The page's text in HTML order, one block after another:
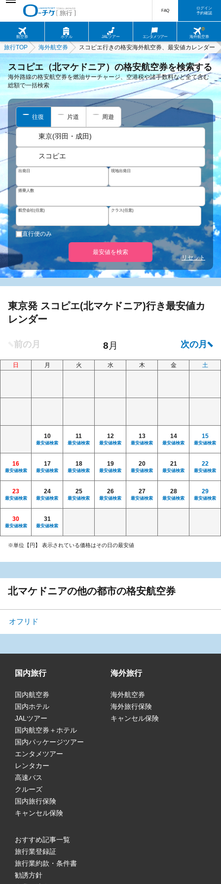
航空券 ホテル JALツアー エンタメツアー 海外航空券
FAQ
ログイン
予約確認
旅行TOP 海外航空券 スコピエ行きの格安海外航空券、最安値カレンダー
スコピエ（北マケドニア）の格安航空券を検索する
海外路線の格安航空券を燃油サーチャージ、空港税や諸手数料など全て含む
総額で一括検索
往復 片道 周遊
東京(羽田・成田)
スコピエ
出発日 現地出発日
搭乗人数
航空会社(任意) クラス(任意)
直行便のみ
最安値を検索
リセット
東京発 スコピエ(北マケドニア)行き最安値カ
レンダー
日 月 火 水 木 金 土
10
最安値検索
11
最安値検索
12
最安値検索
13
最安値検索
14
最安値検索
15
最安値検索
16
最安値検索
17
最安値検索
18
最安値検索
19
最安値検索
20
最安値検索
21
最安値検索
22
最安値検索
23
最安値検索
24
最安値検索
25
最安値検索
26
最安値検索
27
最安値検索
28
最安値検索
29
最安値検索
30
最安値検索
31
最安値検索
※単位【円】 表示されている価格はその日の最安値
北マケドニアの他の都市の格安航空券
オフリド
国内旅行
国内航空券
国内ホテル
JALツアー
国内航空券＋ホテル
国内パッケージツアー
エンタメツアー
レンタカー
高速バス
クルーズ
国内旅行保険
キャンセル保険
海外旅行
海外航空券
海外旅行保険
キャンセル保険
おすすめ記事一覧
旅行業登録証
旅行業約款・条件書
勧誘方針